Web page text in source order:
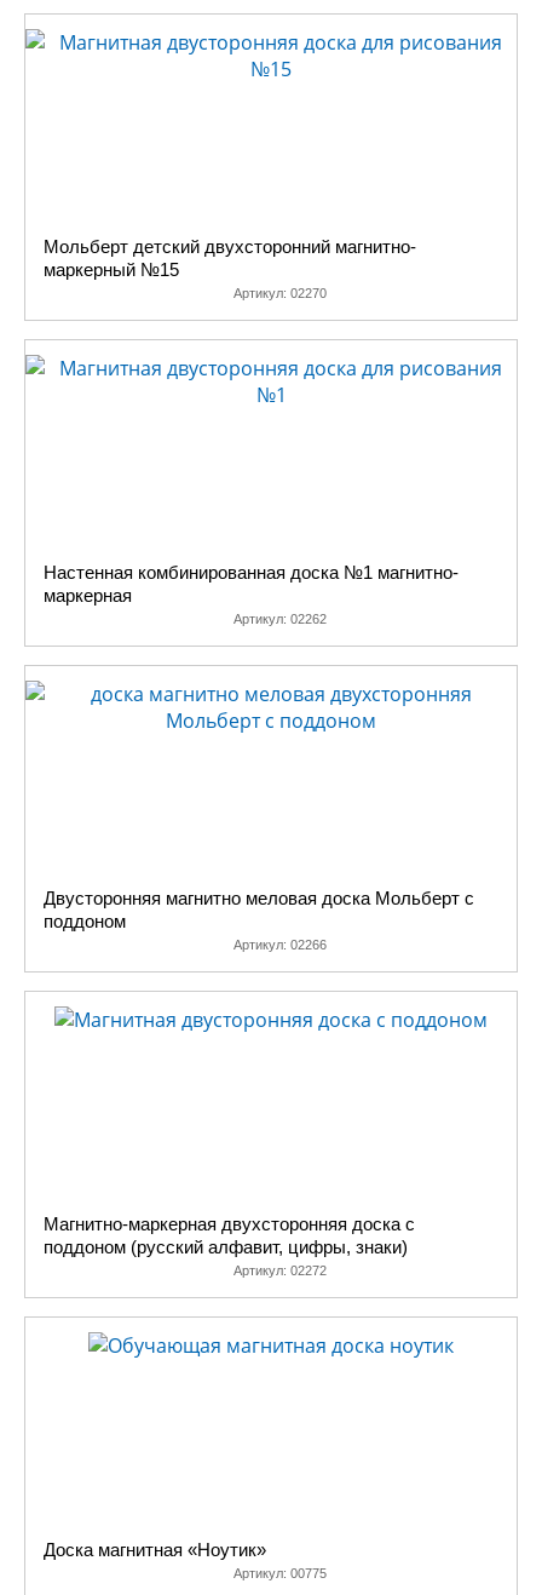
Мольберт детский двухсторонний магнитно-
маркерный №15
Артикул: 02270
Настенная комбинированная доска №1 магнитно-
маркерная
Артикул: 02262
Двусторонняя магнитно меловая доска Мольберт с
поддоном
Артикул: 02266
Магнитно-маркерная двухсторонняя доска с
поддоном (русский алфавит, цифры, знаки)
Артикул: 02272
Доска магнитная «Ноутик»
Артикул: 00775